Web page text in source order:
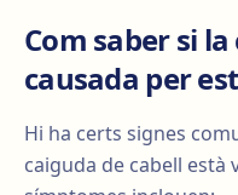
Com saber si
causada per
Hi ha certs signes
caiguda de cabell està